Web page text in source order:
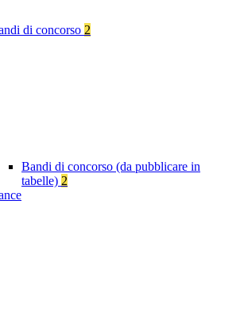
di concorso 2
Bandi di concorso (da pubblicare in
tabelle) 2